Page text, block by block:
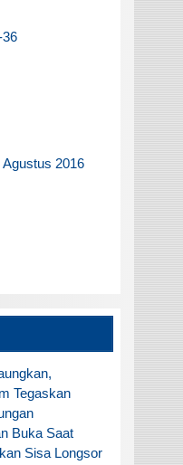
36
2016
Tegaskan
Buka Saat
Sisa Longsor